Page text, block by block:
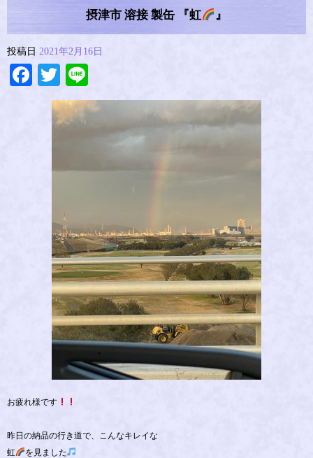
摂津市 溶接 製缶 『虹 』
投稿日 2021年2月16日
Facebook
Twitter
お疲れ様です
昨日の納品の行き道で、こんなキレイな
虹
を見ました